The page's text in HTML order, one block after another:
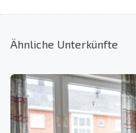
Ähnliche Unterkünfte